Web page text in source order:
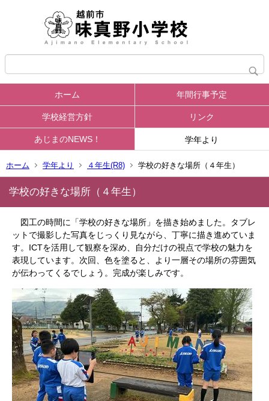
ホーム 年間行事予定
学校経営方針 リンク
あじまのNEWS！ 学年より
ホーム 学年より ４年生(R8) 学校の好きな場所（４年生）
学校の好きな場所（４年生）
図工の時間に「学校の好きな場所」を描き始めました。タブレ
ットで撮影した写真をじっくり見ながら、丁寧に描き進めていま
す。ICTを活用して観察を深め、自分だけの視点で学校の魅力を
表現しています。次回、色を塗ると、より一層その場所の雰囲気
が伝わってくるでしょう。完成が楽しみです。